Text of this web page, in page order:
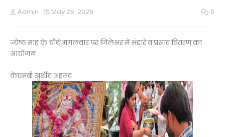
Admin May 26, 2026 0
ज्येष्ठ माह के चौथे मंगलवार पर जिलेभर में भंडारे व प्रसाद वितरण का
आयोजन
केएमबी खुर्शीद अहमद